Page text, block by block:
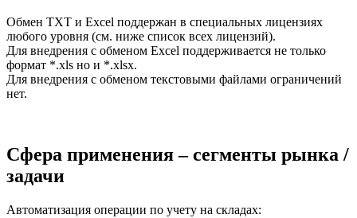
Обмен TXT и Excel поддержан в специальных лицензиях
любого уровня (см. ниже список всех лицензий).
Для внедрения с обменом Excel поддерживается не только
формат *.xls но и *.xlsx.
Для внедрения с обменом текстовыми файлами ограничений
нет.
Сфера применения – сегменты рынка /
задачи
Автоматизация операции по учету на складах: